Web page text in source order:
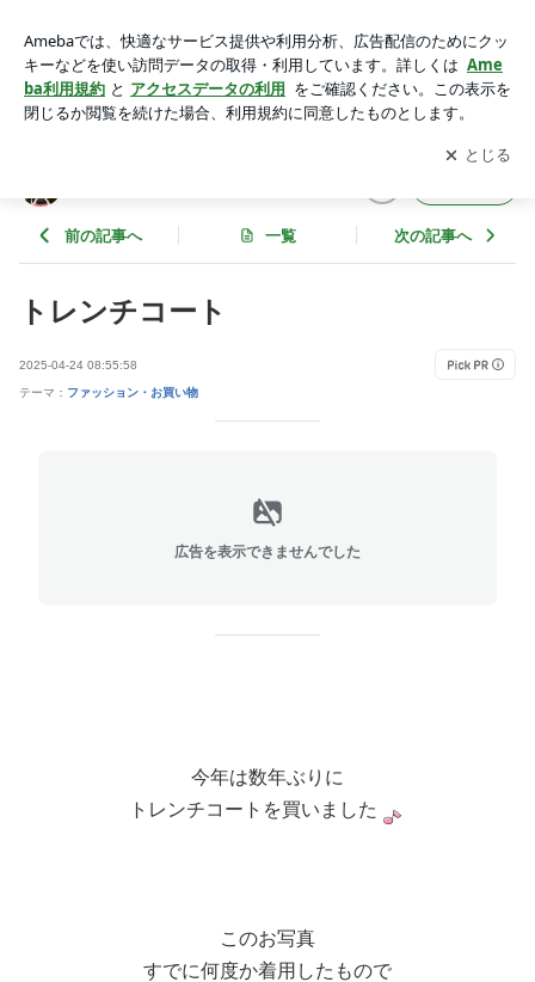
アプリをダウンロードして ブログの更新通知
を受け取りまし
ょう。
開く
前の記事へ 一覧 次の記事へ
トレンチコート
2025-04-24 08:55:58
テーマ： ファッション・お買い物
広告を表示できませんでした
今年は数年ぶりに
トレンチコートを買いました
このお写真
すでに何度か着用したもので